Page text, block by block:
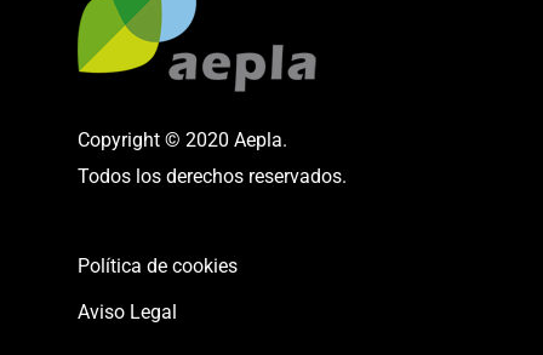
Copyright © 2020 Aepla.
Todos los derechos reservados.
Política de cookies
Aviso Legal